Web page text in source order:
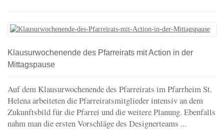
Klausurwochenende des Pfarreirats mit Action in der
Mittagspause
Auf dem Klausurwochenende des Pfarreirats im Pfarrheim St.
Helena arbeiteten die Pfarreiratsmitglieder intensiv an dem
Zukunftsbild für die Pfarrei und die weitere Planung. Ebenfalls
nahm man die ersten Vorschläge des Designerteams ...